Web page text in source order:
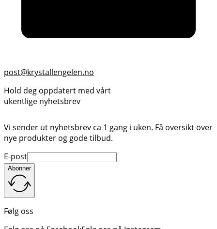
post@krystallengelen.no
Hold deg oppdatert med vårt
ukentlige nyhetsbrev
Vi sender ut nyhetsbrev ca 1 gang i uken. Få oversikt over
nye produkter og gode tilbud.
E-post
Abonner
Følg oss